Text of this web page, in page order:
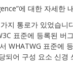
에 대한 자세한
지 통로가 있었습니
표준에 등록된 버
WHATWG 표준에
되어 구성 요소 신경